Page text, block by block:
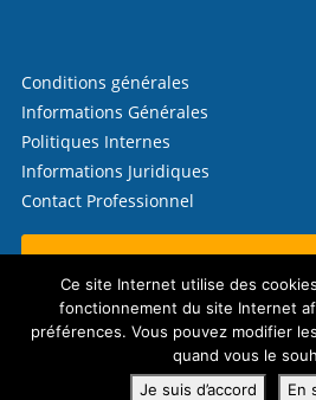
Conditions générales
Informations Générales
Politiques Internes
Informations Juridiques
Contact Professionnel
© 2026 Télécrédit (CW Finances SRL)
Ce site Internet utilise des
fonctionnement du site Internet
préférences. Vous pouvez modifier
quand vous le
Je suis d’accord
En